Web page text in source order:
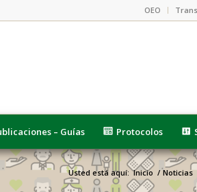
OEO
– Guías Protocolos
Usted está aquí: Inicio / Noticias